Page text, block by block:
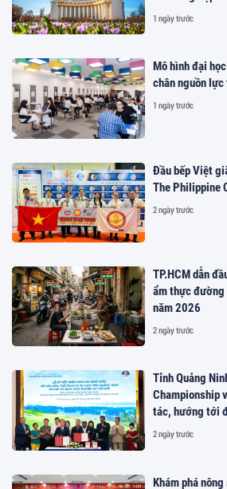
1 ngày trước
Mô hình đại
chân nguồn
1 ngày trước
Đầu bếp Việt
The Philippine
2 ngày trước
TP.HCM dẫn
ẩm thực đường
năm 2026
2 ngày trước
Tỉnh Quảng
Championship
tác, hướng tới
đến Việt Nam
2 ngày trước
Khám phá